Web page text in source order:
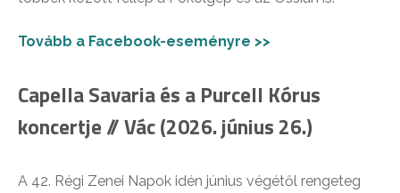
Tovább a Facebook-eseményre >>
Capella Savaria és a Purcell Kórus
koncertje // Vác (2026. június 26.)
A 42. Régi Zenei Napok idén június végétől rengeteg